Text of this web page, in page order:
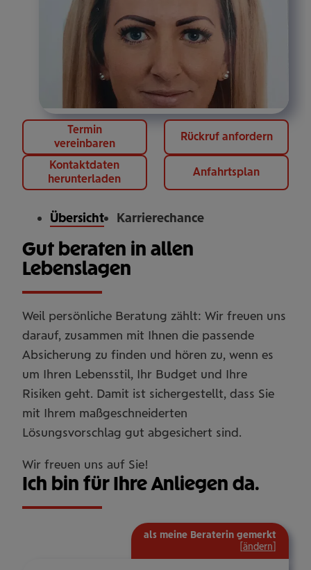
Termin
vereinbaren
Rückruf anfordern
Kontaktdaten
herunterladen
Anfahrtsplan
Übersicht Karrierechance
Gut beraten in allen
Lebenslagen
Weil persönliche Beratung zählt: Wir freuen uns
darauf, zusammen mit Ihnen die passende
Absicherung zu finden und hören zu, wenn es
um Ihren Lebensstil, Ihr Budget und Ihre
Risiken geht. Damit ist sichergestellt, dass Sie
mit Ihrem maßgeschneiderten
Lösungsvorschlag gut abgesichert sind.
Wir freuen uns auf Sie!
Ich bin für Ihre Anliegen da.
als meine Beraterin gemerkt
ändern